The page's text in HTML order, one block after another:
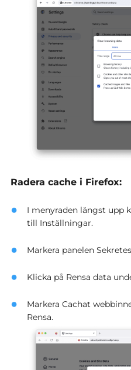
Radera cache i Firefox:
I menyraden längst upp
till Inställningar.
Markera panelen
Klicka på Rensa data
Markera Cachat
Rensa.